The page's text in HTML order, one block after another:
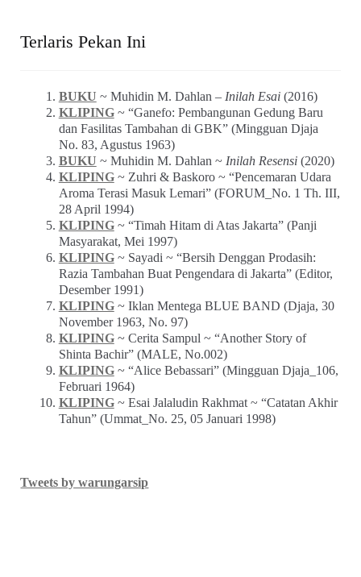
Terlaris Pekan Ini
BUKU ~ Muhidin M. Dahlan – Inilah Esai(2016)
KLIPING~ “Ganefo: Pembangunan Gedung Baru
dan Fasilitas Tambahan di GBK” (Mingguan Djaja
No. 83, Agustus 1963)
BUKU ~ Muhidin M. Dahlan ~ Inilah Resensi(2020)
KLIPING~ Zuhri & Baskoro ~ “Pencemaran Udara
Aroma Terasi Masuk Lemari” (FORUM_No. 1 Th. III,
28 April 1994)
KLIPING~ “Timah Hitam di Atas Jakarta” (Panji
Masyarakat, Mei 1997)
KLIPING~ Sayadi ~ “Bersih Denggan Prodasih:
Razia Tambahan Buat Pengendara di Jakarta” (Editor,
Desember 1991)
KLIPING~ Iklan Mentega BLUE BAND (Djaja, 30
November 1963, No. 97)
KLIPING~ Cerita Sampul ~ “Another Story of
Shinta Bachir” (MALE, No.002)
KLIPING~ “Alice Bebassari” (Mingguan Djaja_106,
Februari 1964)
KLIPING~ Esai Jalaludin Rakhmat ~ “Catatan Akhir
Tahun” (Ummat_No. 25, 05 Januari 1998)
Tweets by warungarsip